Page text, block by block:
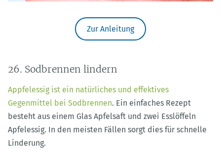
Zur Anleitung
26. Sodbrennen lindern
Appfelessig ist ein natürliches und effektives
Gegenmittel bei Sodbrennen. Ein einfaches Rezept
besteht aus einem Glas Apfelsaft und zwei Esslöffeln
Apfelessig. In den meisten Fällen sorgt dies für schnelle
Linderung.